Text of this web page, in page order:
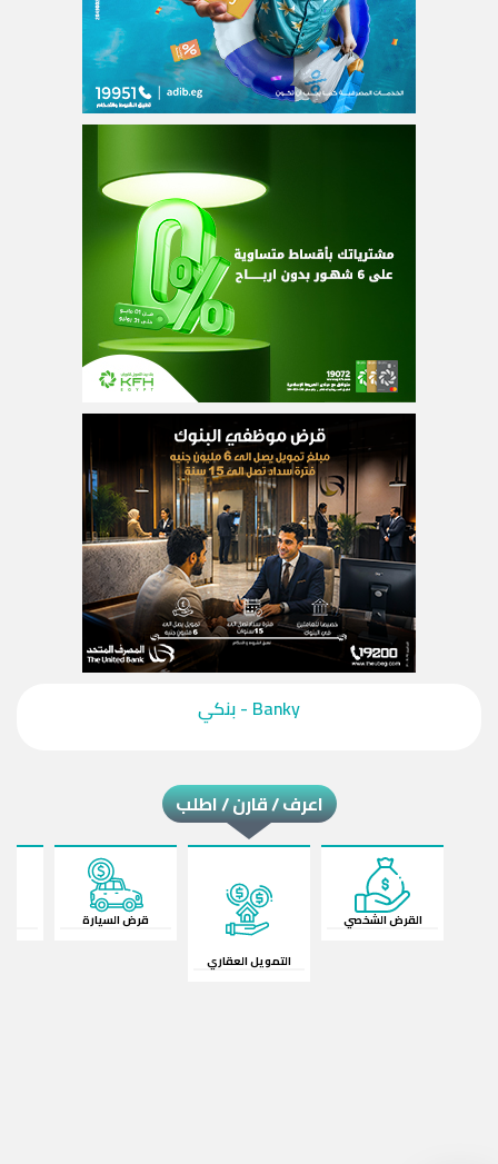
‎Banky - بنكي‎
اعرف / قارن / اطلب
القرض الشخصي
التمويل العقاري
قرض السيارة